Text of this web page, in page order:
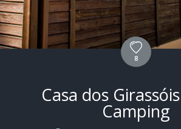
8
Casa dos
Camping